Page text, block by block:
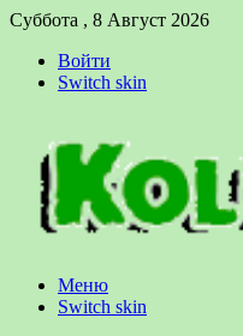
Суббота , 8 Август 2026
Войти
Switch skin
Меню
Switch skin